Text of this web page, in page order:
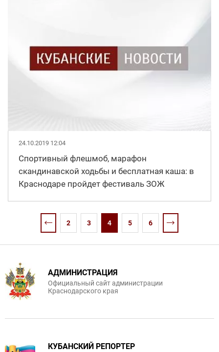
24.10.2019 12:04
Спортивный флешмоб, марафон
скандинавской ходьбы и бесплатная каша: в
Краснодаре пройдет фестиваль ЗОЖ
2 3 4 5 6
АДМИНИСТРАЦИЯ
Официальный сайт администрации
Краснодарского края
КУБАНСКИЙ РЕПОРТЕР